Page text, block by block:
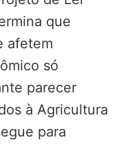
que
afetem
só
parecer
à Agricultura
para